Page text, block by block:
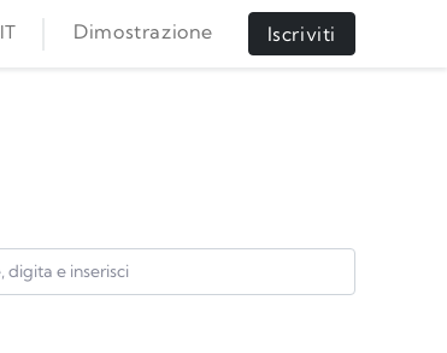
IT Dimostrazione Iscriviti